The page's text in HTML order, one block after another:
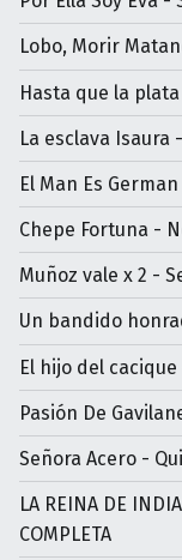
Lobo, Morir
Hasta que la
La esclava Isaura
El Man Es
Chepe Fortuna -
Muñoz vale x 2 -
Un bandido
El hijo del
Pasión De
Señora Acero -
LA REINA DE
COMPLETA